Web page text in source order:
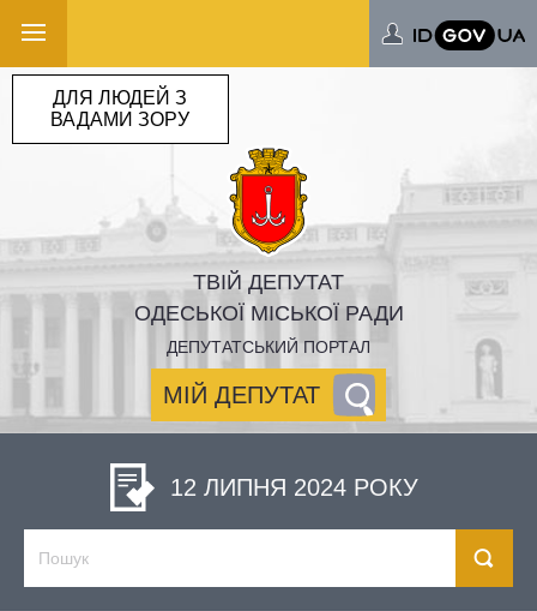
ТВІЙ ДЕПУТАТ
ОДЕСЬКОЇ МІСЬКОЇ РАДИ
ДЕПУТАТСЬКИЙ ПОРТАЛ
МІЙ ДЕПУТАТ
ДЛЯ ЛЮДЕЙ З
ВАДАМИ ЗОРУ
12 ЛИПНЯ 2024 РОКУ